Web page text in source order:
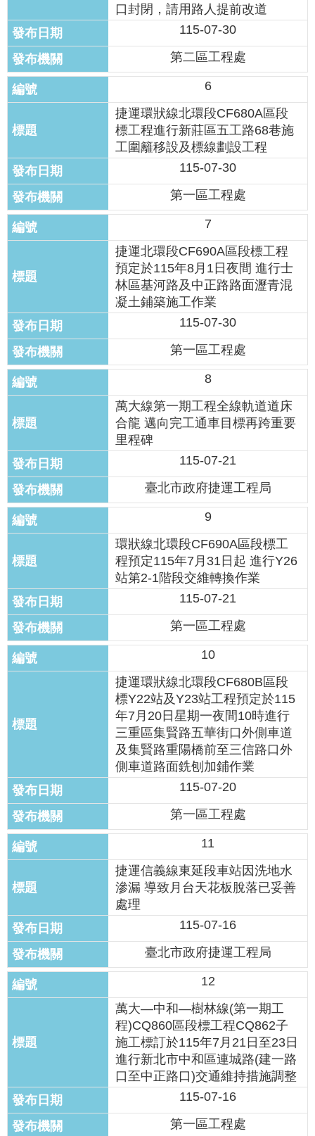
English
陳
情
系
見
問
答
雙
彙
臺
北
通
台
北
務
隱
私
權
與
站
安
政
策
政
府
料
告
聯
絡
我
們
陳
系
統
相
關
市
政
府
口封閉，請用路人提前改道
115-07-30
第二區工程處
6
捷運環狀線北環段CF680A區段
標工程進行新莊區五工路68巷施
工圍籬移設及標線劃設工程
115-07-30
第一區工程處
7
捷運北環段CF690A區段標工程
預定於115年8月1日夜間 進行士
林區基河路及中正路路面瀝青混
凝土鋪築施工作業
115-07-30
第一區工程處
8
萬大線第一期工程全線軌道道床
合龍 邁向完工通車目標再跨重要
里程碑
115-07-21
臺北市政府捷運工程局
9
環狀線北環段CF690A區段標工
程預定115年7月31日起 進行Y26
站第2-1階段交維轉換作業
115-07-21
第一區工程處
10
捷運環狀線北環段CF680B區段
標Y22站及Y23站工程預定於115
年7月20日星期一夜間10時進行
三重區集賢路五華街口外側車道
及集賢路重陽橋前至三信路口外
側車道路面銑刨加鋪作業
115-07-20
第一區工程處
11
捷運信義線東延段車站因洗地水
滲漏 導致月台天花板脫落已妥善
處理
115-07-16
臺北市政府捷運工程局
12
萬大—中和—樹林線(第一期工
程)CQ860區段標工程CQ862子
施工標訂於115年7月21日至23日
進行新北市中和區連城路(建一路
口至中正路口)交通維持措施調整
115-07-16
第一區工程處